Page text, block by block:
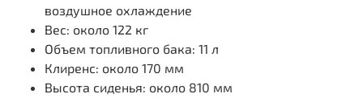
воздушное охлаждение
Вес: около 122 кг
Объем топливного бака: 11 л
Клиренс: около 170 мм
Высота сиденья: около 810 мм